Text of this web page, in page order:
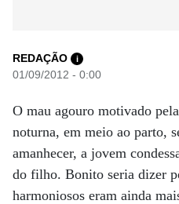
REDAÇÃO i
01/09/2012 - 0:00
O mau agouro motivado
noturna, em meio ao parto,
amanhecer, a jovem
do filho. Bonito seria dizer
harmoniosos eram ainda